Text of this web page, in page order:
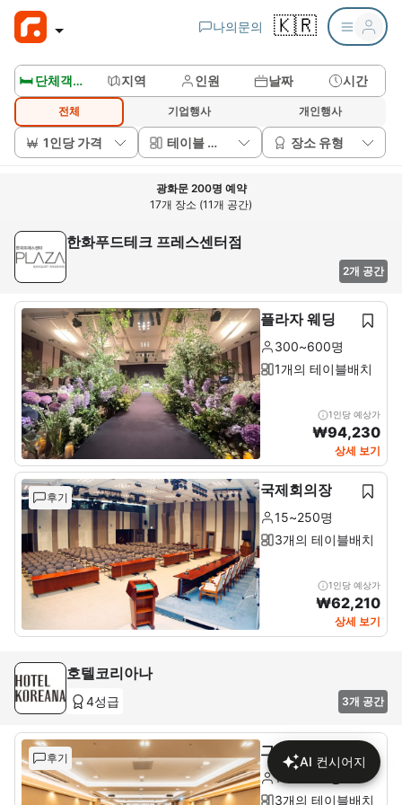
나의문의 🇰🇷
🛏️ 단체객실보기 지역 인원 날짜 시간
전체 기업행사 개인행사
1인당 가격 테이블 배치 장소 유형
광화문 200명 예약
17개 장소 (11개 공간)
한화푸드테크 프레스센터점
2개 공간
플라자 웨딩
300~600명
1개의 테이블배치
1인당 예상가
₩94,230
상세 보기
후기 국제회의장
15~250명
3개의 테이블배치
1인당 예상가
₩62,210
상세 보기
호텔코리아나
4성급 3개 공간
후기 그랜드볼룸
100~450명
3개의 테이블배치
AI 컨시어지